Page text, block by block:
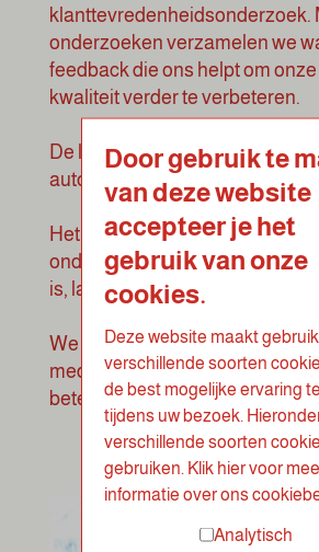
klanttevredenheidsonderzoek.
onderzoeken verzamelen we
feedback die ons helpt om
kwaliteit verder te verbeteren.
De locaties die meedoen,
automatisch bericht.
Het is dus niet nodig om zelf
ondernemen; zodra jouw
is, laten we dit weten.
We bedanken iedereen alvast
medewerking en het
betere dienstverlening van Loof.
Door gebruik te
van deze website
accepteer je het
gebruik van onze
cookies.
Deze website maakt
verschillende soorten
de best mogelijke ervaring
tijdens uw bezoek.
verschillende soorten
gebruiken. Klik hier voor
informatie over ons
Analytisch